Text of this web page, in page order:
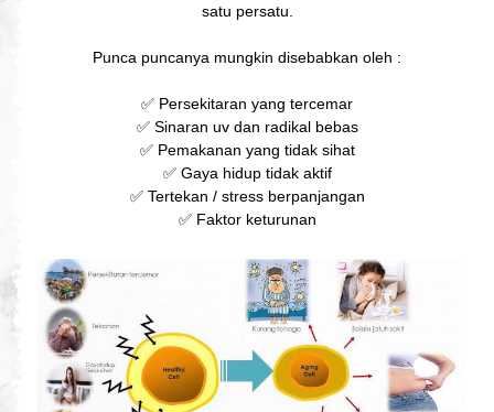
satu persatu.
Punca puncanya mungkin disebabkan oleh :
✅ Persekitaran yang tercemar
✅ Sinaran uv dan radikal bebas
✅ Pemakanan yang tidak sihat
✅ Gaya hidup tidak aktif
✅ Tertekan / stress berpanjangan
✅ Faktor keturunan